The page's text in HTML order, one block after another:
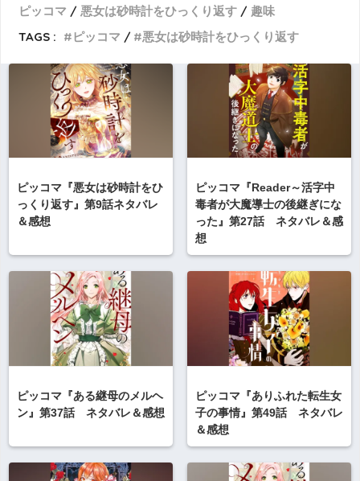
ピッコマ
悪女は砂時計をひっくり返す
趣味
TAGS :
ピッコマ 悪女は砂時計をひっくり返す
ピッコマ『悪女は砂時計をひ
っくり返す』第9話ネタバレ
＆感想
ピッコマ『Reader～活字中
毒者が大魔導士の後継ぎにな
った』第27話 ネタバレ＆感
想
ピッコマ『ある継母のメルヘ
ン』第37話 ネタバレ＆感想
ピッコマ『ありふれた転生女
子の事情』第49話 ネタバレ
＆感想